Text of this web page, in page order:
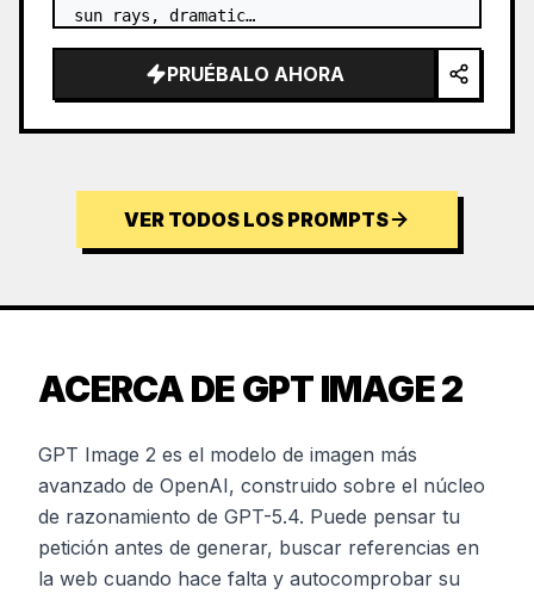
sun rays, dramatic…
PRUÉBALO AHORA
VER TODOS LOS PROMPTS
ACERCA DE GPT IMAGE 2
GPT Image 2 es el modelo de imagen más
avanzado de OpenAI, construido sobre el núcleo
de razonamiento de GPT-5.4. Puede pensar tu
petición antes de generar, buscar referencias en
la web cuando hace falta y autocomprobar su